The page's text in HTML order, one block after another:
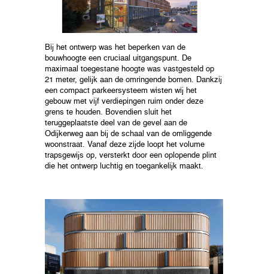
Bij het ontwerp was het beperken van de
bouwhoogte een cruciaal uitgangspunt. De
maximaal toegestane hoogte was vastgesteld op
21 meter, gelijk aan de omringende bomen. Dankzij
een compact parkeersysteem wisten wij het
gebouw met vijf verdiepingen ruim onder deze
grens te houden. Bovendien sluit het
teruggeplaatste deel van de gevel aan de
Odijkerweg aan bij de schaal van de omliggende
woonstraat. Vanaf deze zijde loopt het volume
trapsgewijs op, versterkt door een oplopende plint
die het ontwerp luchtig en toegankelijk maakt.